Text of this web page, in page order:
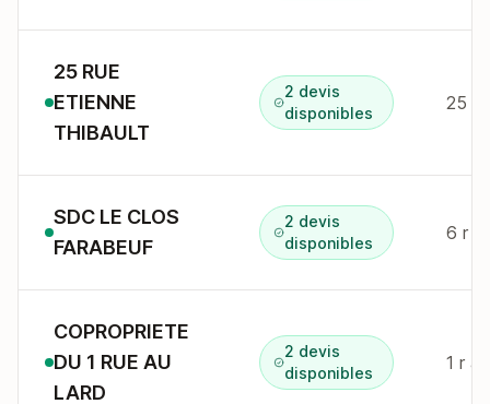
25 RUE
ETIENNE
THIBAULT
2 devis
disponibles
SDC LE CLOS
FARABEUF
2 devis
disponibles
6 r
COPROPRIETE
DU 1 RUE AU
LARD
2 devis
disponibles
1 r